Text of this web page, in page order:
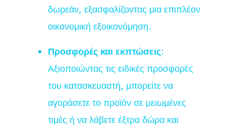
δωρεάν, εξασφαλίζοντας μια επιπλέον
οικονομική εξοικονόμηση.
Προσφορές και εκπτώσεις:
Αξιοποιώντας τις ειδικές προσφορές
του κατασκευαστή, μπορείτε να
αγοράσετε το προϊόν σε μειωμένες
τιμές ή να λάβετε έξτρα δώρα και